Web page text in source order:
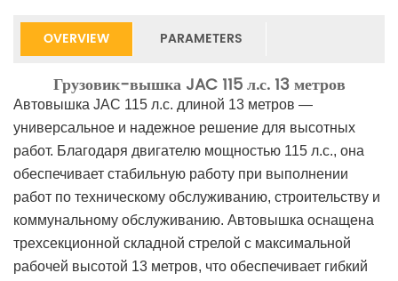
OVERVIEW PARAMETERS
Грузовик-вышка JAC 115 л.с. 13 метров
Автовышка JAC 115 л.с. длиной 13 метров —
универсальное и надежное решение для высотных
работ. Благодаря двигателю мощностью 115 л.с., она
обеспечивает стабильную работу при выполнении
работ по техническому обслуживанию, строительству и
коммунальному обслуживанию. Автовышка оснащена
трехсекционной складной стрелой с максимальной
рабочей высотой 13 метров, что обеспечивает гибкий